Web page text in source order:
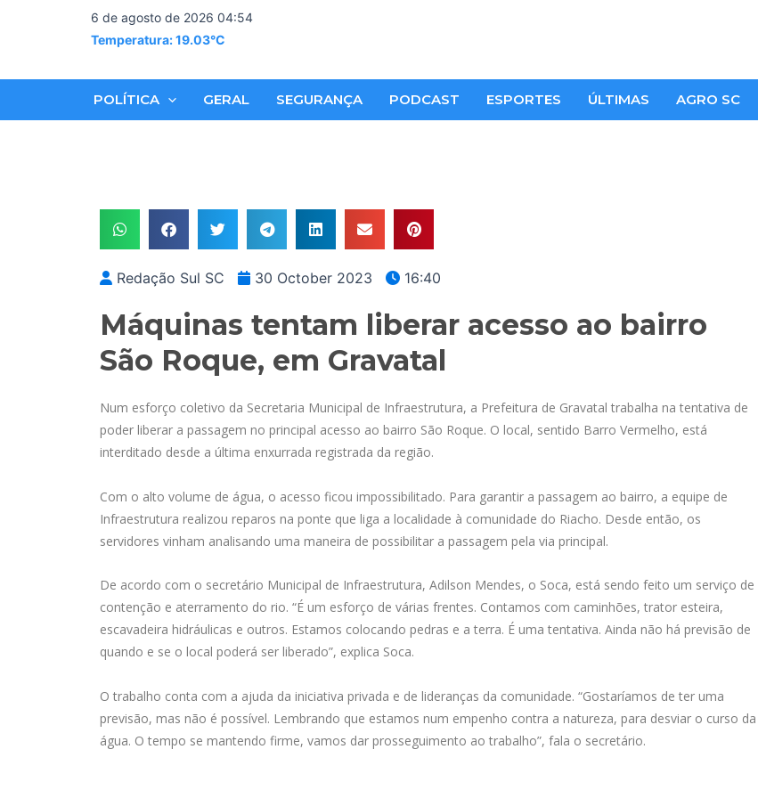
6 de agosto de 2026 04:54
Temperatura: 19.03°C
POLÍTICA GERAL SEGURANÇA PODCAST ESPORTES ÚLTIMAS AGRO SC
Redação Sul SC 30 October 2023 16:40
Máquinas tentam liberar acesso ao bairro
São Roque, em Gravatal
Num esforço coletivo da Secretaria Municipal de Infraestrutura, a Prefeitura de Gravatal trabalha na tentativa de
poder liberar a passagem no principal acesso ao bairro São Roque. O local, sentido Barro Vermelho, está
interditado desde a última enxurrada registrada da região.
Com o alto volume de água, o acesso ficou impossibilitado. Para garantir a passagem ao bairro, a equipe de
Infraestrutura realizou reparos na ponte que liga a localidade à comunidade do Riacho. Desde então, os
servidores vinham analisando uma maneira de possibilitar a passagem pela via principal.
De acordo com o secretário Municipal de Infraestrutura, Adilson Mendes, o Soca, está sendo feito um serviço de
contenção e aterramento do rio. “É um esforço de várias frentes. Contamos com caminhões, trator esteira,
escavadeira hidráulicas e outros. Estamos colocando pedras e a terra. É uma tentativa. Ainda não há previsão de
quando e se o local poderá ser liberado”, explica Soca.
O trabalho conta com a ajuda da iniciativa privada e de lideranças da comunidade. “Gostaríamos de ter uma
previsão, mas não é possível. Lembrando que estamos num empenho contra a natureza, para desviar o curso da
água. O tempo se mantendo firme, vamos dar prosseguimento ao trabalho”, fala o secretário.